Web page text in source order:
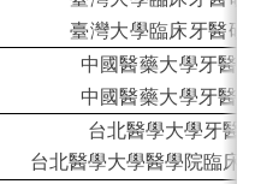
臺灣大學臨床牙醫研
中國醫藥大學牙醫
中國醫藥大學牙醫
台北醫學大學牙醫
台北醫學大學醫學院臨床